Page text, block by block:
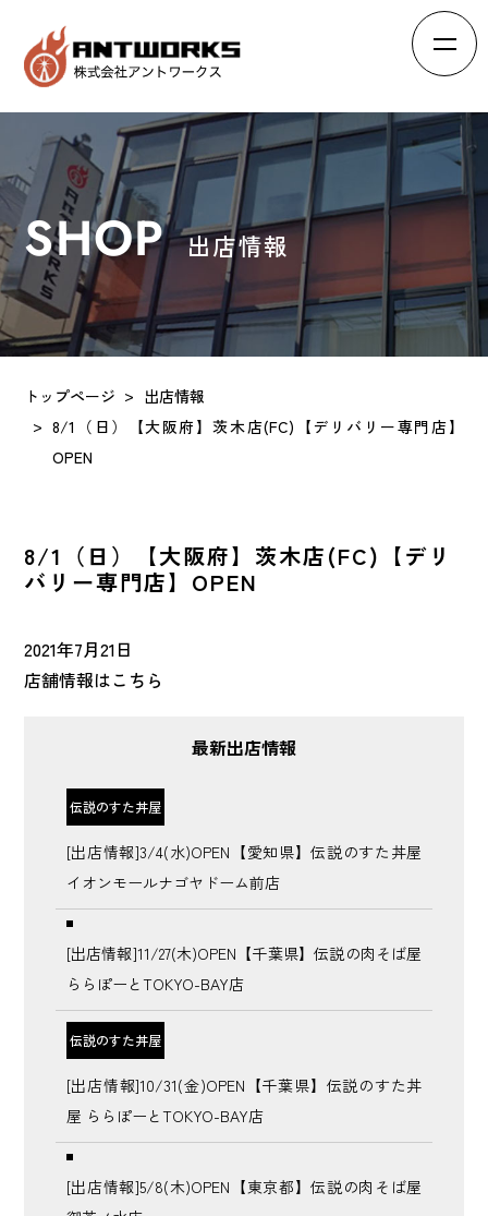
HOME ホーム
ABOUT 会社概要
BRAND ブランド
RECRUIT 求人情報
INTERVIEW
EFFORTS 会社の取り組み
CONTACT
FRANCHISE
SHOP 出店情報
トップページ
出店情報
8/1（日）【大阪府】茨木店(FC)【デリバリー専門店】
OPEN
8/1（日）【大阪府】茨木店(FC)【デリ
バリー専門店】OPEN
2021年7月21日
店舗情報はこちら
最新出店情報
伝説のすた丼屋
[出店情報]3/4(水)OPEN【愛知県】伝説のすた丼屋
イオンモールナゴヤドーム前店
[出店情報]11/27(木)OPEN【千葉県】伝説の肉そば屋
ららぽーとTOKYO-BAY店
伝説のすた丼屋
[出店情報]10/31(金)OPEN【千葉県】伝説のすた丼
屋 ららぽーとTOKYO-BAY店
[出店情報]5/8(木)OPEN【東京都】伝説の肉そば屋